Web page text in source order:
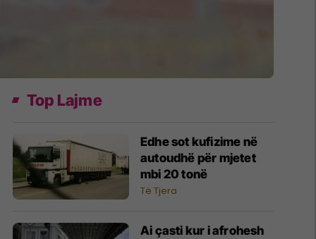
Top Lajme
Edhe sot kufizime në
autoudhë për mjetet
mbi 20 tonë
Të Tjera
Ai çasti kur i afrohesh